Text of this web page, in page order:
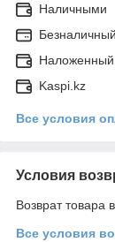
Наличными
Kaspi.kz
Все условия
Условия
Возврат товара
Все условия